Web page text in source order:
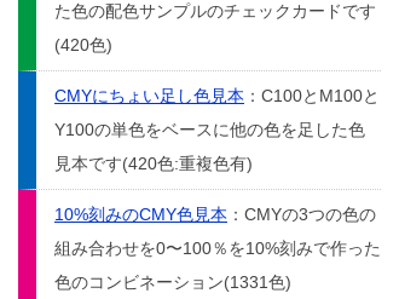
た色の配色サンプルのチェックカードです
(420色)
CMYにちょい足し色見本 ：C100とM100と
Y100の単色をベースに他の色を足した色
見本です(420色:重複色有)
10%刻みのCMY色見本 ：CMYの3つの色の
組み合わせを0〜100％を10%刻みで作った
色のコンビネーション(1331色)